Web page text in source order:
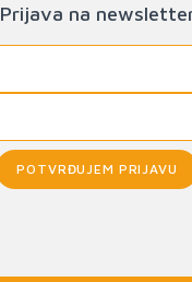
Prijava na
POTVRĐUJEM PRIJAVU